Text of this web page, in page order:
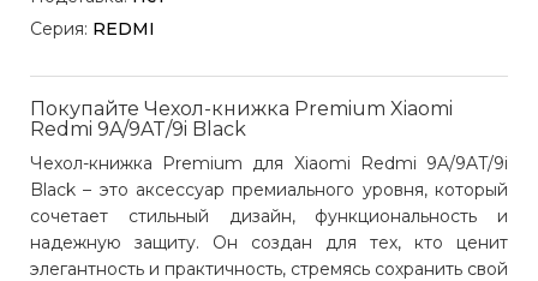
Серия: REDMI
Покупайте Чехол-книжка Premium Xiaomi
Redmi 9A/9AT/9i Black
Чехол-книжка Premium для Xiaomi Redmi 9A/9AT/9i
Black – это аксессуар премиального уровня, который
сочетает стильный дизайн, функциональность и
надежную защиту. Он создан для тех, кто ценит
элегантность и практичность, стремясь сохранить свой